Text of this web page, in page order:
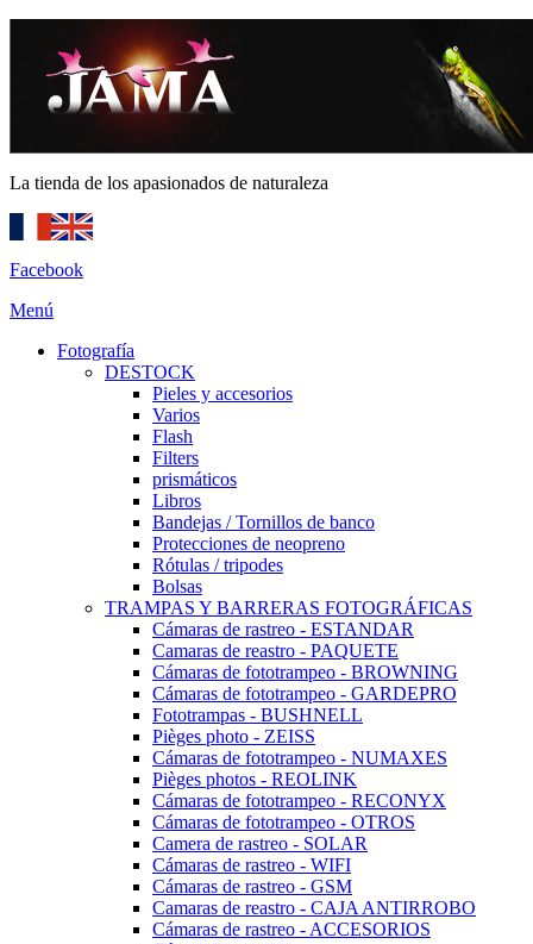
La tienda de los apasionados de naturaleza
Facebook
Menú
Fotografía
DESTOCK
Pieles y accesorios
Varios
Flash
Filters
prismáticos
Libros
Bandejas / Tornillos de banco
Protecciones de neopreno
Rótulas / tripodes
Bolsas
TRAMPAS Y BARRERAS FOTOGRÁFICAS
Cámaras de rastreo - ESTANDAR
Camaras de reastro - PAQUETE
Cámaras de fototrampeo - BROWNING
Cámaras de fototrampeo - GARDEPRO
Fototrampas - BUSHNELL
Pièges photo - ZEISS
Cámaras de fototrampeo - NUMAXES
Pièges photos - REOLINK
Cámaras de fototrampeo - RECONYX
Cámaras de fototrampeo - OTROS
Camera de rastreo - SOLAR
Cámaras de rastreo - WIFI
Cámaras de rastreo - GSM
Camaras de reastro - CAJA ANTIRROBO
Cámaras de rastreo - ACCESORIOS